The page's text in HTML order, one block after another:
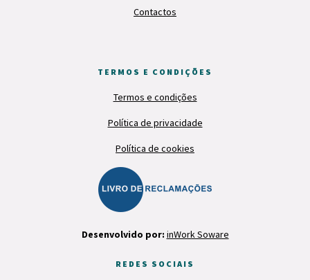
Contactos
TERMOS E CONDIÇÕES
Termos e condições
Política de privacidade
Política de cookies
Desenvolvido por: inWork Software
REDES SOCIAIS